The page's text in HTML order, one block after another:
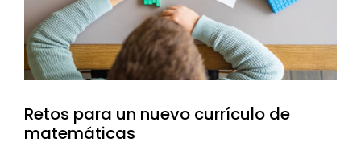
Retos para un nuevo currículo de
matemáticas